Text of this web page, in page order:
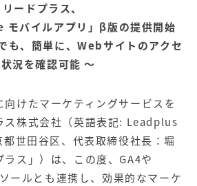
スの製品
エリ
【金融機関向け】マーケティ
ング
ティン
SNSアカウント運用代行サー
ビス（LINE）
製品
リードプラス、
バイルアプリ」β版の提供開始
も、簡単に、Webサイトのアクセ
況を確認可能 ～
けたマーケティングサービスを
ス株式会社（英語表記: Leadplus
世田谷区、代表取締役社長：堀
ス」）は、この度、GA4や
ールとも連携し、効果的なマーケ